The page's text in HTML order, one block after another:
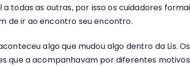
a todas as outras, por isso os cuidadores
de ir ao encontro seu encontro.
algo que mudou algo dentro da Lis.
que a acompanhavam por diferentes